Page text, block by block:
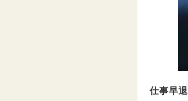
仕事早